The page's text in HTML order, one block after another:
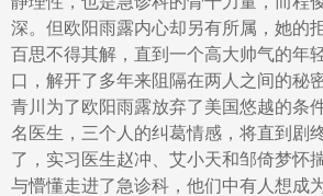
深。但欧阳雨露内心却另有所属，她的
百思不得其解，直到一个高大帅气的年
口，解开了多年来阻隔在两人之间的秘
青川为了欧阳雨露放弃了美国悠越的条
名医生，三个人的纠葛情感，将直到剧
了，实习医生赵冲、艾小天和邹倚梦怀
与懵懂走进了急诊科，他们中有人想成